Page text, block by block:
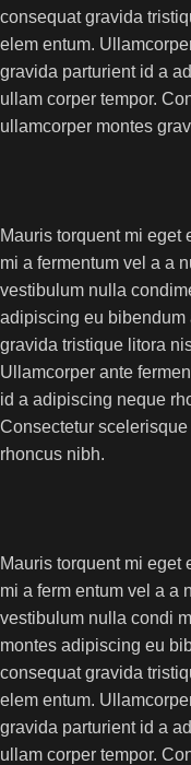
consequat gravida
elem entum.
gravida parturient id a
ullam corper tempor.
ullamcorper montes
Mauris torquent mi eget
mi a fermentum vel a a
vestibulum nulla
adipiscing eu
gravida tristique litora
Ullamcorper ante
id a adipiscing neque
Consectetur
rhoncus nibh.
Mauris torquent mi eget
mi a ferm entum vel a a
vestibulum nulla condi
montes adipiscing eu
consequat gravida
elem entum.
gravida parturient id a
ullam corper tempor.